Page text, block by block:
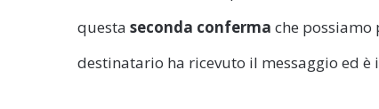
questa seconda conferma che possiamo
destinatario ha ricevuto il messaggio ed